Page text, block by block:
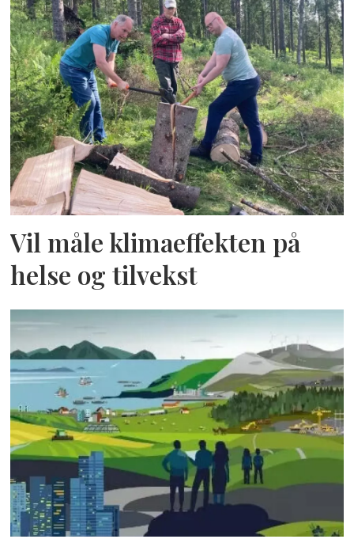
Vil måle klimaeffekten på
helse og tilvekst